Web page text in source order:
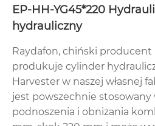
EP-HH-YG45*220
hydrauliczny
Raydafon, chiński producent
produkuje cylinder
Harvester w naszej własnej
jest powszechnie stosowany
podnoszenia i obniżania